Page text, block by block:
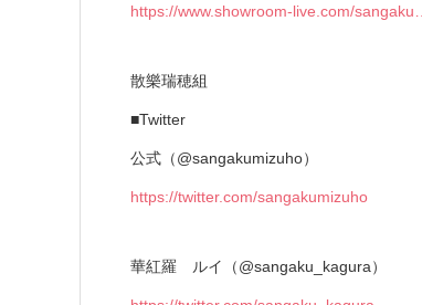
https://www.showroom-live.com/sangaku…
散樂瑞穂組
■Twitter
公式（@sangakumizuho）
https://twitter.com/sangakumizuho
華紅羅 ルイ（@sangaku_kagura）